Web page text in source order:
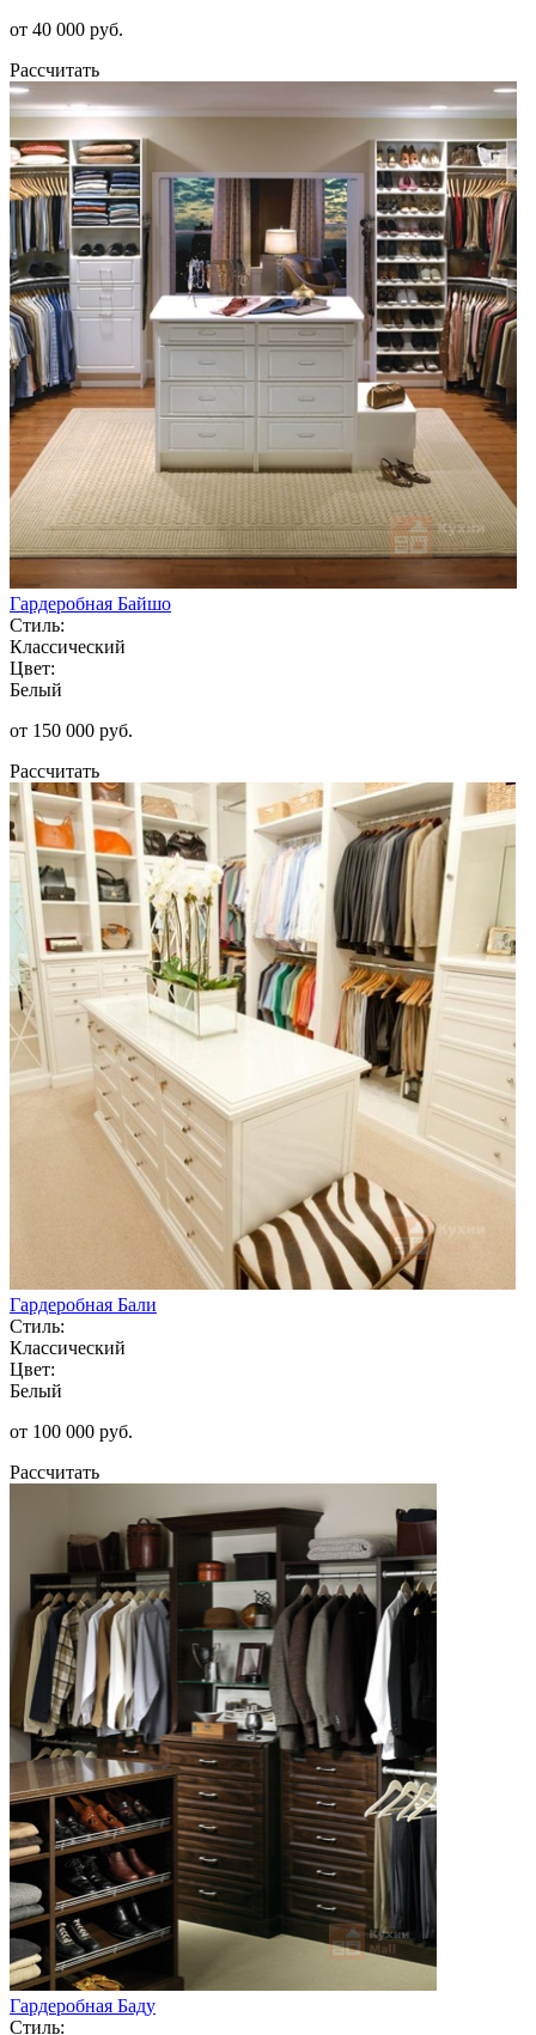
от 40 000 руб.
Рассчитать
Гардеробная Байшо
Стиль:
Классический
Цвет:
Белый
от 150 000 руб.
Рассчитать
Гардеробная Бали
Стиль:
Классический
Цвет:
Белый
от 100 000 руб.
Рассчитать
Гардеробная Баду
Стиль: